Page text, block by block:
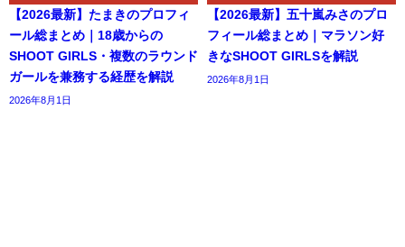
【2026最新】たまきのプロフィ
ール総まとめ｜18歳からの
SHOOT GIRLS・複数のラウンド
ガールを兼務する経歴を解説
2026年8月1日
【2026最新】五十嵐みさのプロ
フィール総まとめ｜マラソン好
きなSHOOT GIRLSを解説
2026年8月1日